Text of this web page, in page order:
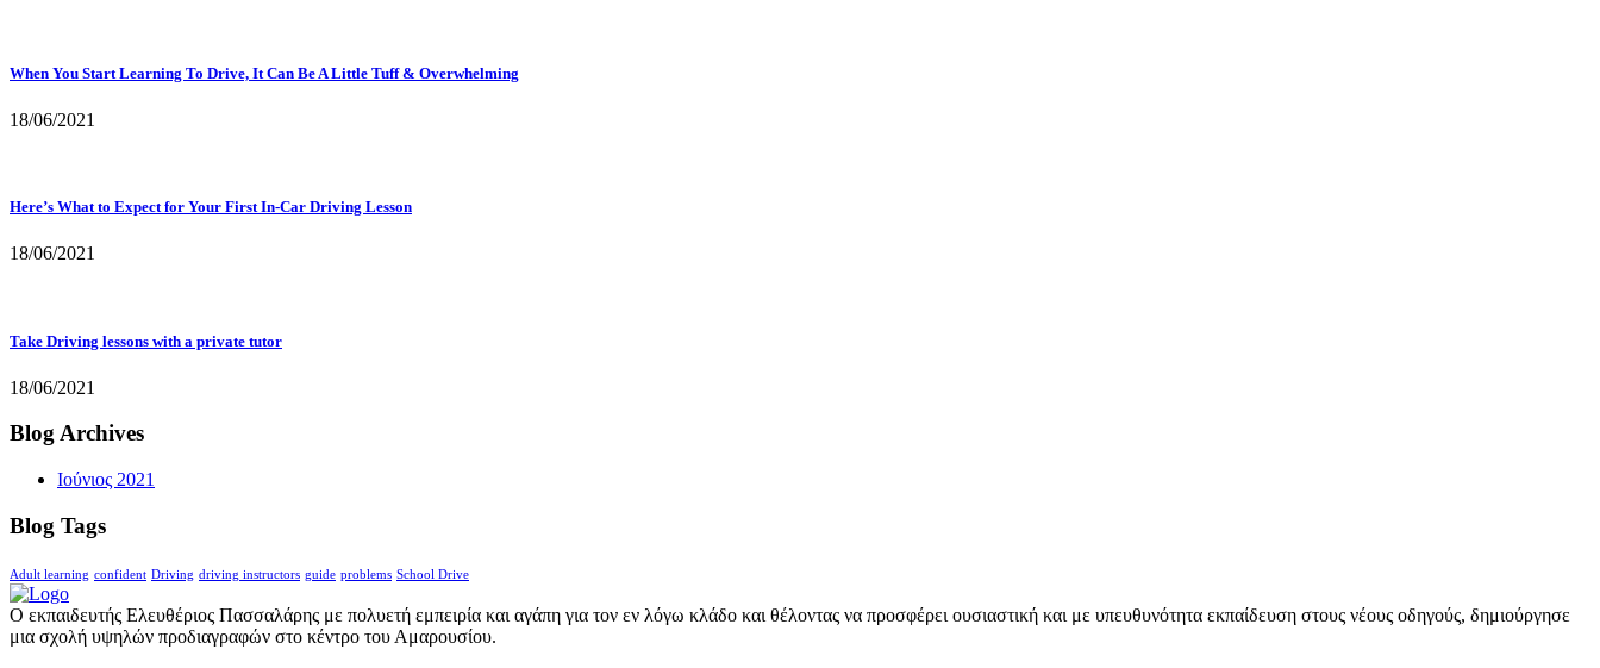
When You Start Learning To Drive, It Can Be A Little Tuff & Overwhelming
18/06/2021
Here’s What to Expect for Your First In-Car Driving Lesson
18/06/2021
Take Driving lessons with a private tutor
18/06/2021
Blog Archives
Ιούνιος 2021
Blog Tags
Adult learning confident Driving driving instructors guide problems School Drive
Ο εκπαιδευτής Ελευθέριος Πασσαλάρης με πολυετή εμπειρία και αγάπη για τον εν λόγω κλάδο και θέλοντας να προσφέρει ουσιαστική και με υπευθυνότητα εκπαίδευση στους νέους οδηγούς, δημιούργησε
μια σχολή υψηλών προδιαγραφών στο κέντρο του Αμαρουσίου.